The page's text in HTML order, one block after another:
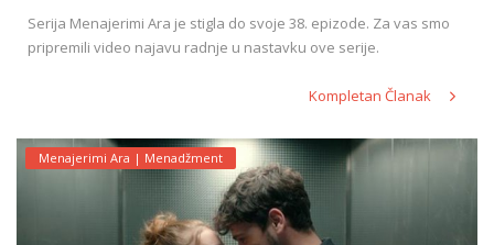
Serija Menajerimi Ara je stigla do svoje 38. epizode. Za vas smo
pripremili video najavu radnje u nastavku ove serije.
Kompletan Članak
Menajerimi Ara | Menadžment